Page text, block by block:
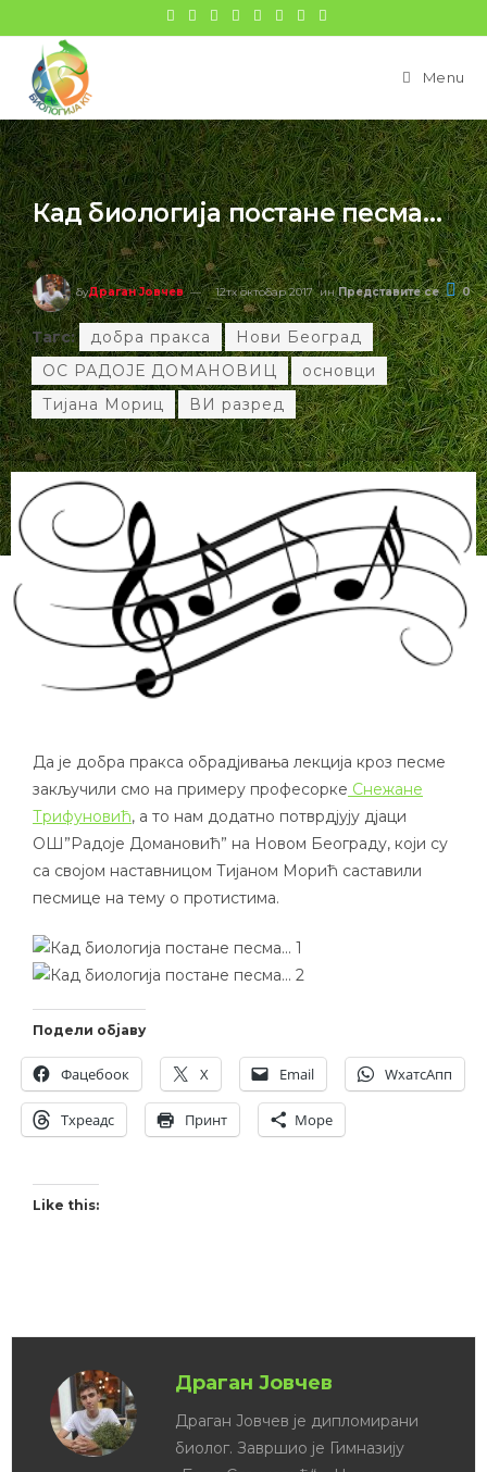
Menu
Кад биологија постане песма…
бyДраган Јовчев 12тх октобар 2017 ин Представите се 0
Тагс: добра пракса
Нови Београд
ОС РАДОЈЕ ДОМАНОВИЦ
основци
Тијана Мориц
ВИ разред
Да је добра пракса обрадјивања лекција кроз песме
закључили смо на примеру професорке Снежане
Трифуновић, а то нам додатно потврдјују дјаци
ОШ”Радоје Домановић” на Новом Београду, који су
са својом наставницом Тијаном Морић саставили
песмице на тему о протистима.
Подели објаву
Фацебоок X Email WхатсАпп
Тхреадс Принт Море
Like this: